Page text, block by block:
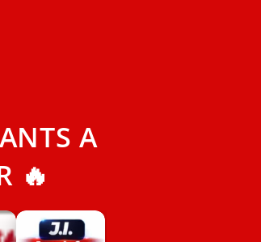
A
🔥